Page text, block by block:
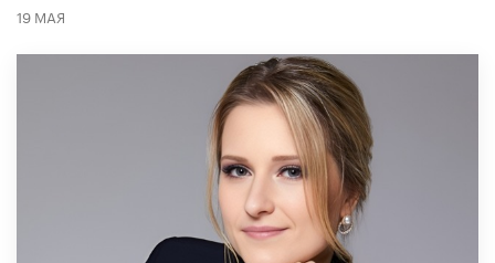
19 МАЯ